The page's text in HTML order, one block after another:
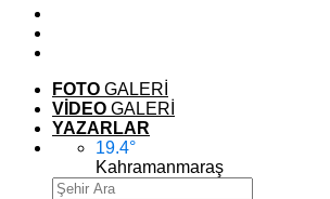
FOTO GALERİ
VİDEO GALERİ
YAZARLAR
19.4°
Kahramanmaraş